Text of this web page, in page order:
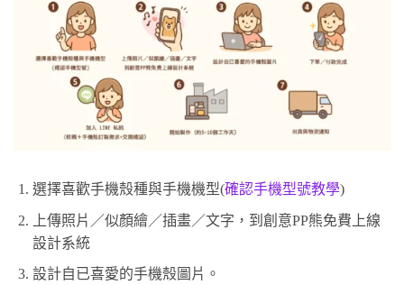
選擇喜歡手機殼種與手機機型(確認手機型號教學)
上傳照片／似顏繪／插畫／文字，到創意PP熊免費上線
設計系統
設計自已喜愛的手機殼圖片。